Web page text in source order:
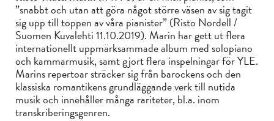
”snabbt och utan att göra något större väsen av sig tagit
sig upp till toppen av våra pianister” (Risto Nordell /
Suomen Kuvalehti 11.10.2019). Marin har gett ut flera
internationellt uppmärksammade album med solopiano
och kammarmusik, samt gjort flera inspelningar för YLE.
Marins repertoar sträcker sig från barockens och den
klassiska romantikens grundläggande verk till nutida
musik och innehåller många rariteter, bl.a. inom
transkriberingsgenren.